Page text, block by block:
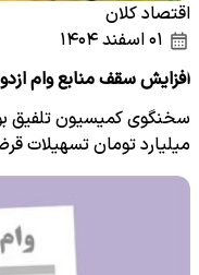
اقتصاد کلان
افزایش سقف منابع وام ازدواج در
میلیارد تومان تسهیلات
خبر داد.